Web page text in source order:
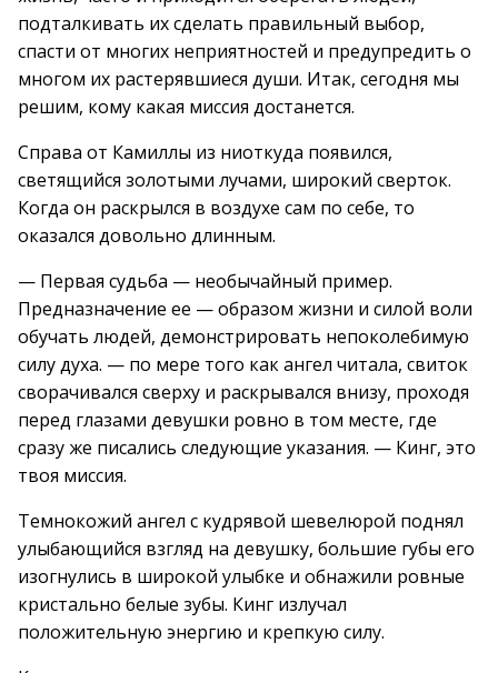
подталкивать их сделать правильный выбор,
спасти от многих неприятностей и предупредить о
многом их растерявшиеся души. Итак, сегодня мы
решим, кому какая миссия достанется.
Справа от Камиллы из ниоткуда появился,
светящийся золотыми лучами, широкий сверток.
Когда он раскрылся в воздухе сам по себе, то
оказался довольно длинным.
— Первая судьба — необычайный пример.
Предназначение ее — образом жизни и силой воли
обучать людей, демонстрировать непоколебимую
силу духа. — по мере того как ангел читала, свиток
сворачивался сверху и раскрывался внизу, проходя
перед глазами девушки ровно в том месте, где
сразу же писались следующие указания. — Кинг, это
твоя миссия.
Темнокожий ангел с кудрявой шевелюрой поднял
улыбающийся взгляд на девушку, большие губы его
изогнулись в широкой улыбке и обнажили ровные
кристально белые зубы. Кинг излучал
положительную энергию и крепкую силу.